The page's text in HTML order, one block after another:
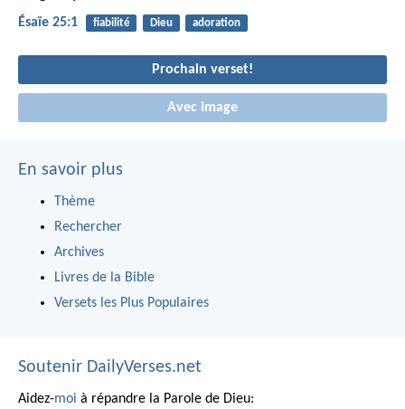
Ésaïe 25:1 fiabilité Dieu adoration
Prochain verset!
Avec Image
En savoir plus
Thème
Rechercher
Archives
Livres de la Bible
Versets les Plus Populaires
Soutenir DailyVerses.net
Aidez-moi à répandre la Parole de Dieu: